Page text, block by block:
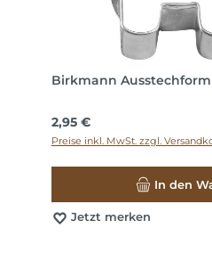
Birkmann Ausstechform
Regulärer Preis:
2,95 €
Preise inkl. MwSt. zzgl.
In den
Jetzt merken